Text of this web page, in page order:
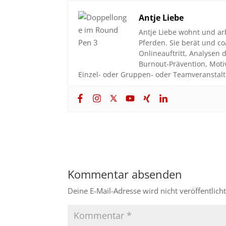
Antje Liebe
Antje Liebe wohnt und
Pferden. Sie berät und
Onlineauftritt, Analysen
Burnout-Prävention,
Einzel- oder Gruppen- oder
Kommentar absenden
Deine E-Mail-Adresse wird nicht